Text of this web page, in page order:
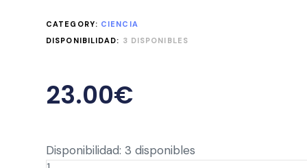
CATEGORY: CIENCIA
DISPONIBILIDAD: 3 DISPONIBLES
23.00€
Disponibilidad: 3 disponibles